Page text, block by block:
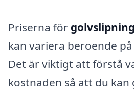
Priserna för
kan variera beroende
Det är viktigt att förstå
kostnaden så att du kan